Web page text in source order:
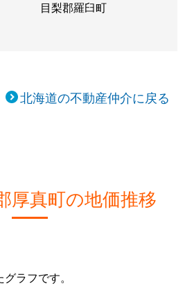
目梨郡羅臼町
北海道の不動産仲介に戻る
厚真町の地価推移
ラフです。